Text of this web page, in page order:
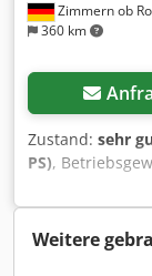
Zimmern ob
360 km
Zustand: sehr
PS),
,
Klimaanlage,
9.139 Std.
Weitere